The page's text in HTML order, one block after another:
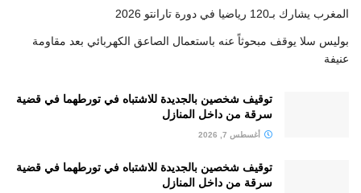
المغرب يشارك بـ120 رياضيا في دورة تارانتو 2026
بوليس سلا يوقف مبحوثاً عنه باستعمال الصاعق الكهربائي بعد مقاومة
عنيفة
توقيف شخصين بالجديدة للاشتباه في تورطهما في قضية
سرقة من داخل المنازل
أغسطس 7, 2026
توقيف شخصين بالجديدة للاشتباه في تورطهما في قضية
سرقة من داخل المنازل